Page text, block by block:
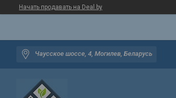
Начать продавать на Deal.by
Чаусское шоссе, 4, Могилев, Беларусь